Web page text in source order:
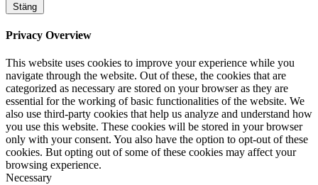
Stäng
Privacy Overview
This website uses cookies to improve your experience while you
navigate through the website. Out of these, the cookies that are
categorized as necessary are stored on your browser as they are
essential for the working of basic functionalities of the website. We
also use third-party cookies that help us analyze and understand how
you use this website. These cookies will be stored in your browser
only with your consent. You also have the option to opt-out of these
cookies. But opting out of some of these cookies may affect your
browsing experience.
Necessary